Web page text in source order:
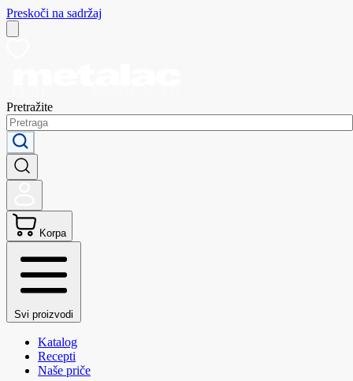
Preskoči na sadržaj
Pretražite
Korpa
Svi proizvodi
Katalog
Recepti
Naše priče